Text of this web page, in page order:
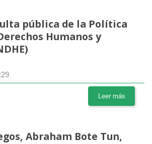
pública de la Política
Humanos y
Leer más
Abraham Bote Tun,